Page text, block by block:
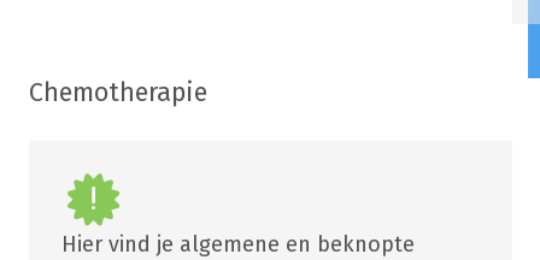
Chemotherapie
Hier vind je algemene en beknopte